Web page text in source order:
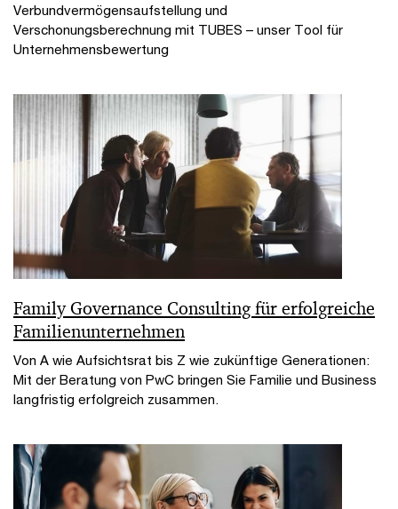
Verbundvermögensaufstellung und
Verschonungsberechnung mit TUBES – unser Tool für
Unternehmensbewertung
Family Governance Consulting für erfolgreiche
Familienunternehmen
Von A wie Aufsichtsrat bis Z wie zukünftige Generationen:
Mit der Beratung von PwC bringen Sie Familie und Business
langfristig erfolgreich zusammen.